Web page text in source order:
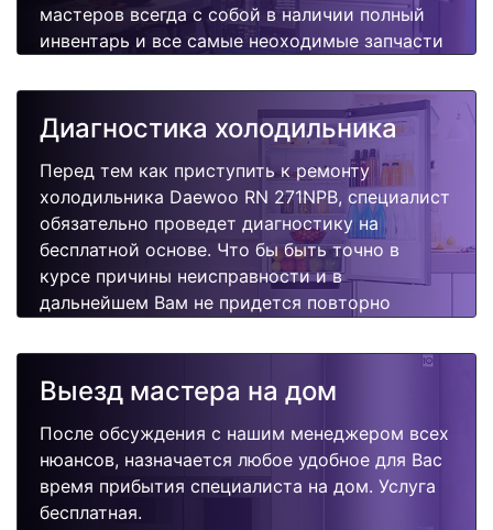
мастеров всегда с собой в наличии полный
инвентарь и все самые неоходимые запчасти
быстро, качественно и недорого.
Диагностика холодильника
Перед тем как приступить к ремонту
холодильника Daewoo RN 271NPB, специалист
обязательно проведет диагностику на
бесплатной основе. Что бы быть точно в
курсе причины неисправности и в
дальнейшем Вам не придется повторно
поломок.
Выезд мастера на дом
После обсуждения с нашим менеджером всех
нюансов, назначается любое удобное для Вас
время прибытия специалиста на дом. Услуга
бесплатная.